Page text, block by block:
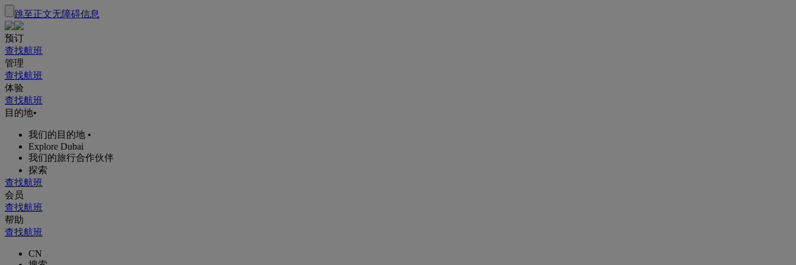
跳至正文无障碍信息
预订
查找航班
管理
查找航班
体验
查找航班
目的地•
我们的目的地 •
Explore Dubai
我们的旅行合作伙伴
探索
查找航班
会员
查找航班
帮助
查找航班
CN